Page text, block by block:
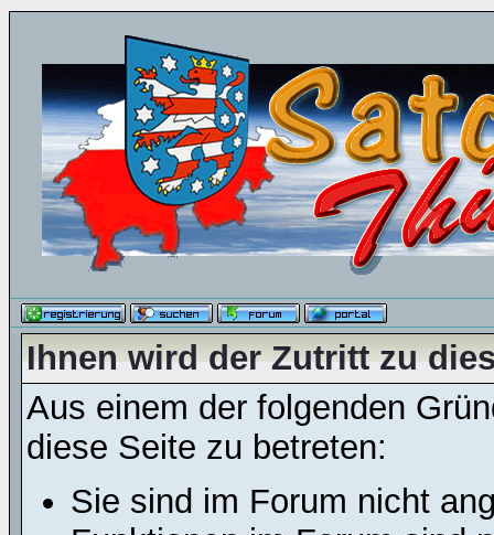
Ihnen wird der Zutritt zu
Aus einem der folgenden
diese Seite zu betreten:
Sie sind im Forum nicht